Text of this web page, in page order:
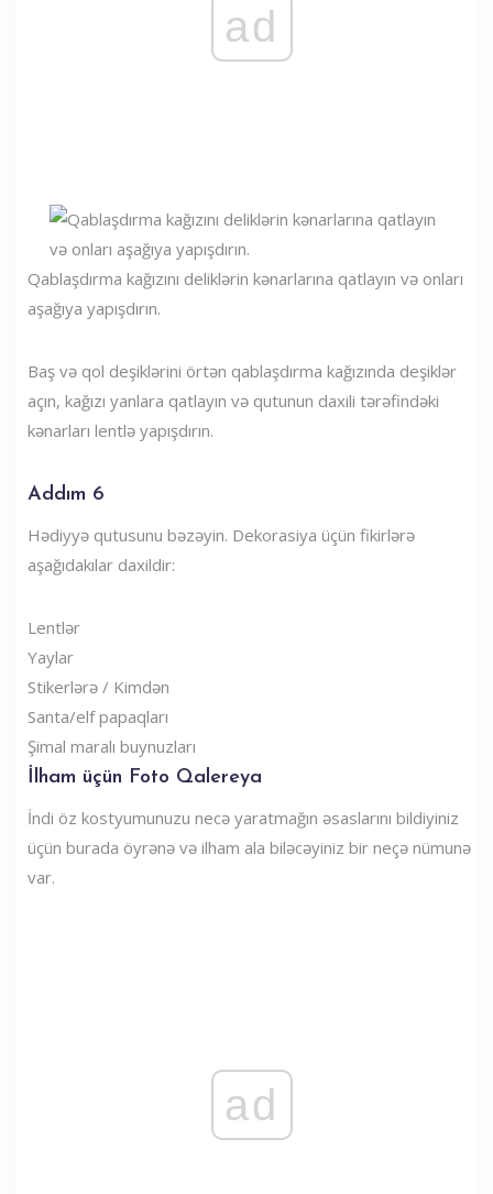
ad
Qablaşdırma kağızını deliklərin kənarlarına qatlayın və onları
aşağıya yapışdırın.
Baş və qol deşiklərini örtən qablaşdırma kağızında deşiklər
açın, kağızı yanlara qatlayın və qutunun daxili tərəfindəki
kənarları lentlə yapışdırın.
Addım 6
Hədiyyə qutusunu bəzəyin. Dekorasiya üçün fikirlərə
aşağıdakılar daxildir:
Lentlər
Yaylar
Stikerlərə / Kimdən
Santa/elf papaqları
Şimal maralı buynuzları
İlham üçün Foto Qalereya
İndi öz kostyumunuzu necə yaratmağın əsaslarını bildiyiniz
üçün burada öyrənə və ilham ala biləcəyiniz bir neçə nümunə
var.
ad